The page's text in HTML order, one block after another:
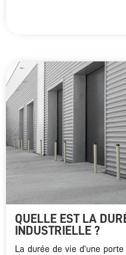
QUELLE EST LA
INDUSTRIELLE ?
La durée de vie d’une